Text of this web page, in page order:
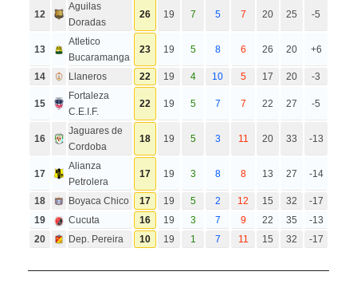
12
Aguilas
Doradas
26 19 7 5 7 20 25 -5
13
Atletico
Bucaramanga
23 19 5 8 6 26 20 +6
14 Llaneros 22 19 4 10 5 17 20 -3
15
Fortaleza
C.E.I.F.
22 19 5 7 7 22 27 -5
16
Jaguares de
Cordoba
18 19 5 3 11 20 33 -13
17
Alianza
Petrolera
17 19 3 8 8 13 27 -14
18 Boyaca Chico 17 19 5 2 12 15 32
-17
19
Cucuta 16 19 3 7 9 22 35
-13
20
Dep. Pereira 10 19 1 7 11 15 32 -17